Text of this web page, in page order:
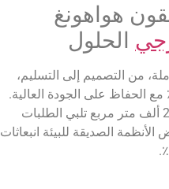
هواهونغ
الحلول
من التصميم إلى التسليم،
التكاليف بنسبة 20٪ مع الحفاظ على الجودة العالية.
منشأتنا البالغة مساحتها 240 ألف متر مربع تلبي الطلبات
الصديقة للبيئة انبعاثات